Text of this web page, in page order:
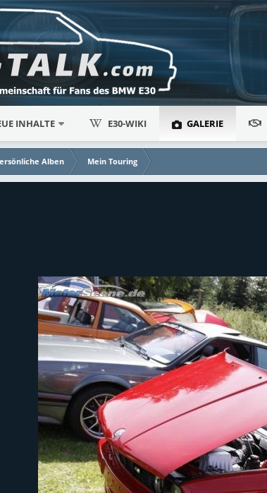
INHALTE E30-WIKI GALERIE
Alben Mein Touring